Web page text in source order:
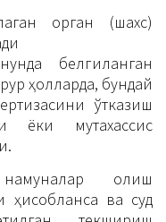
орган (шахс)
белгиланган
ҳолларда, бундай
ўтказиш
ёки мутахассис
олиш
ва суд